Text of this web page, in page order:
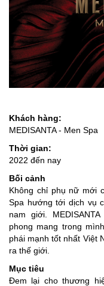
Khách hàng:
MEDISANTA - Men Spa
Thời gian:
2022 đến nay
Bối cảnh
Không chỉ phụ nữ mới
Spa hướng tới dịch vụ
nam giới.
phong mang trong
phái mạnh tốt nhất Việt
ra thế giới.
Mục tiêu
Đem lại cho thương